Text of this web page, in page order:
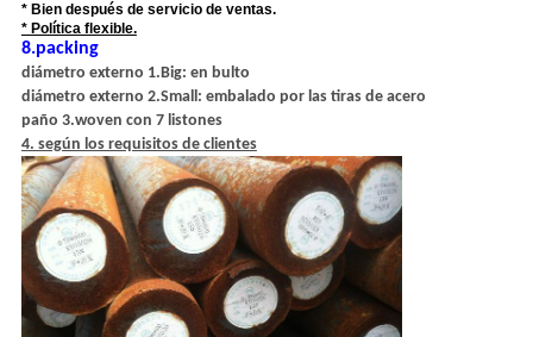
* Bien después de servicio de ventas.
* Política flexible.
8.packing
diámetro externo 1.Big: en bulto
diámetro externo 2.Small: embalado por las tiras de acero
paño 3.woven con 7 listones
4. según los requisitos de clientes